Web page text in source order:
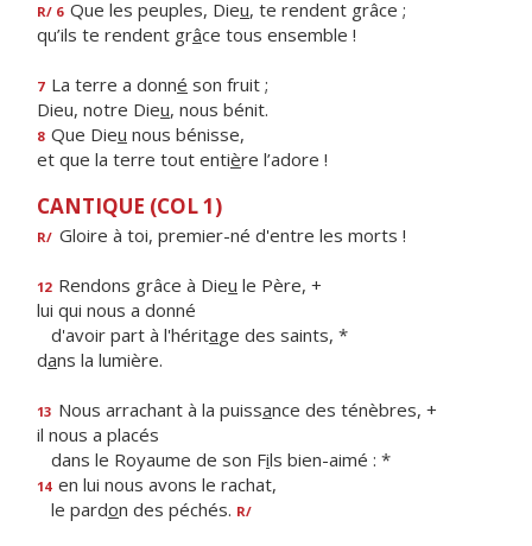
R/ 6 Que les peuples, Dieu, te rendent grâce ;
qu’ils te rendent grâce tous ensemble !
7 La terre a donné son fruit ;
Dieu, notre Dieu, nous bénit.
8 Que Dieu nous bénisse,
et que la terre tout entière l’adore !
CANTIQUE (COL 1)
R/ Gloire à toi, premier-né d'entre les morts !
12 Rendons grâce à Dieu le Père, +
lui qui nous a donné
d'avoir part à l'héritage des saints, *
dans la lumière.
13 Nous arrachant à la puissance des ténèbres, +
il nous a placés
dans le Royaume de son Fils bien-aimé : *
14 en lui nous avons le rachat,
le pardon des péchés. R/